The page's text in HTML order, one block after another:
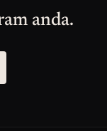
anda.